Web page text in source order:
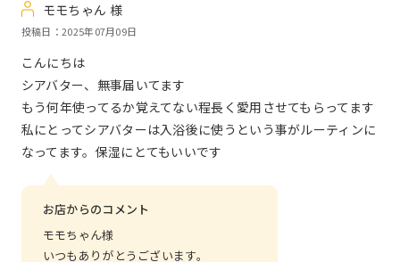
モモちゃん 様
投稿日：2025年07月09日
こんにちは
シアバター、無事届いてます
もう何年使ってるか覚えてない程長く愛用させてもらってます
私にとってシアバターは入浴後に使うという事がルーティンに
なってます。保湿にとてもいいです
お店からのコメント
モモちゃん様
いつもありがとうございます。